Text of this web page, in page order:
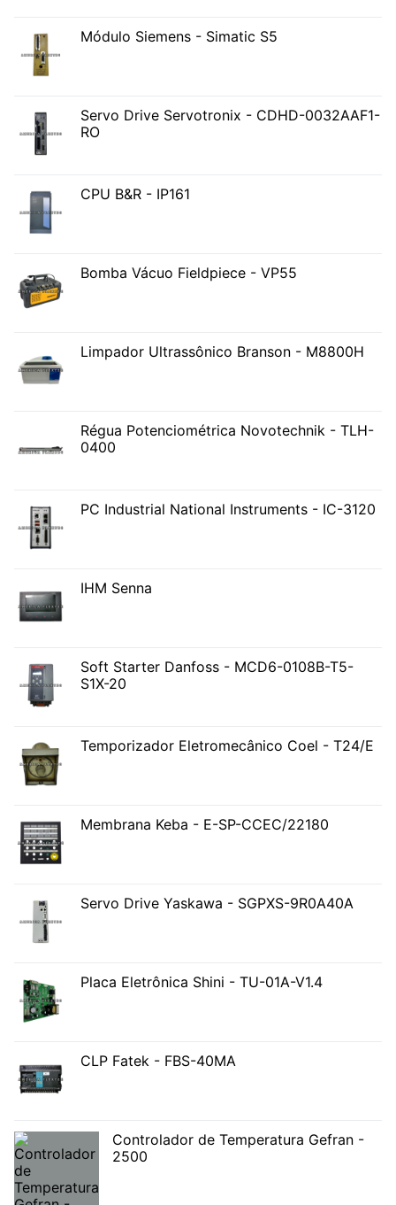
Módulo Siemens - Simatic S5
Servo Drive Servotronix - CDHD-0032AAF1-
RO
CPU B&R - IP161
Bomba Vácuo Fieldpiece - VP55
Limpador Ultrassônico Branson - M8800H
Régua Potenciométrica Novotechnik - TLH-
0400
PC Industrial National Instruments - IC-3120
IHM Senna
Soft Starter Danfoss - MCD6-0108B-T5-
S1X-20
Temporizador Eletromecânico Coel - T24/E
Membrana Keba - E-SP-CCEC/22180
Servo Drive Yaskawa - SGPXS-9R0A40A
Placa Eletrônica Shini - TU-01A-V1.4
CLP Fatek - FBS-40MA
Controlador de Temperatura Gefran -
2500